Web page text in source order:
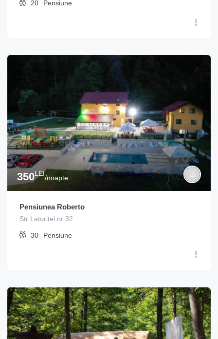
20 Pensiune
350LEI
/noapte
Pensiunea Roberto
Str Latoritei nr 32
30 Pensiune